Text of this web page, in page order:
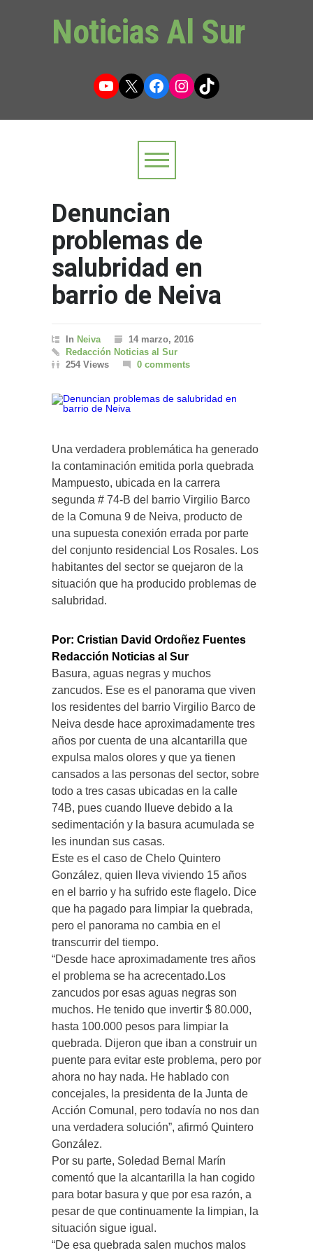
Noticias Al Sur
YouTube
X Facebook
Instagram
TikTok
Denuncian
problemas de
salubridad en
barrio de Neiva
In Neiva
14 marzo, 2016
Redacción Noticias al Sur
254 Views
0 comments
Una verdadera problemática ha generado
la contaminación emitida porla quebrada
Mampuesto, ubicada en la carrera
segunda # 74-B del barrio Virgilio Barco
de la Comuna 9 de Neiva, producto de
una supuesta conexión errada por parte
del conjunto residencial Los Rosales. Los
habitantes del sector se quejaron de la
situación que ha producido problemas de
salubridad.
Por: Cristian David Ordoñez Fuentes
Redacción Noticias al Sur
Basura, aguas negras y muchos
zancudos. Ese es el panorama que viven
los residentes del barrio Virgilio Barco de
Neiva desde hace aproximadamente tres
años por cuenta de una alcantarilla que
expulsa malos olores y que ya tienen
cansados a las personas del sector, sobre
todo a tres casas ubicadas en la calle
74B, pues cuando llueve debido a la
sedimentación y la basura acumulada se
les inundan sus casas.
Este es el caso de Chelo Quintero
González, quien lleva viviendo 15 años
en el barrio y ha sufrido este flagelo. Dice
que ha pagado para limpiar la quebrada,
pero el panorama no cambia en el
transcurrir del tiempo.
“Desde hace aproximadamente tres años
el problema se ha acrecentado.Los
zancudos por esas aguas negras son
muchos. He tenido que invertir $ 80.000,
hasta 100.000 pesos para limpiar la
quebrada. Dijeron que iban a construir un
puente para evitar este problema, pero por
ahora no hay nada. He hablado con
concejales, la presidenta de la Junta de
Acción Comunal, pero todavía no nos dan
una verdadera solución”, afirmó Quintero
González.
Por su parte, Soledad Bernal Marín
comentó que la alcantarilla la han cogido
para botar basura y que por esa razón, a
pesar de que continuamente la limpian, la
situación sigue igual.
“De esa quebrada salen muchos malos